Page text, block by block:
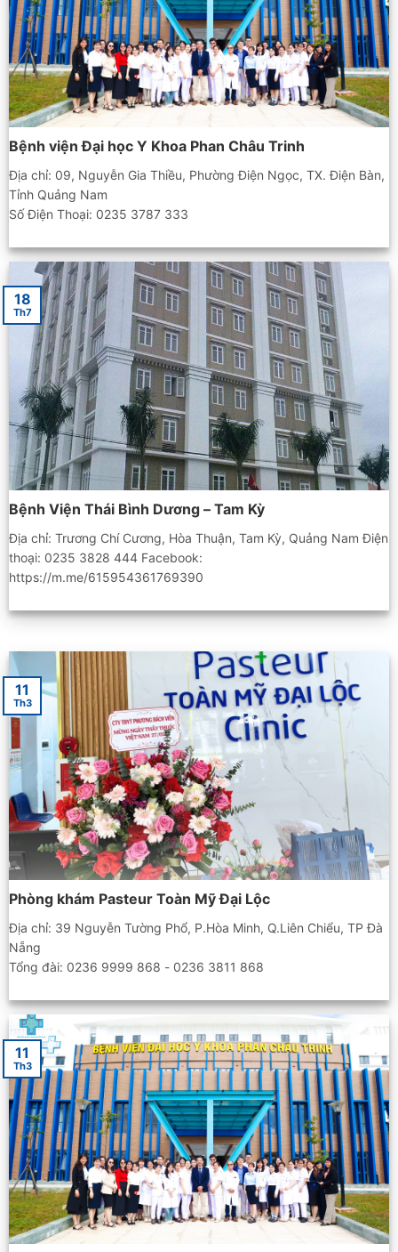
Bệnh viện Đại học Y Khoa Phan Châu Trinh
Địa chỉ: 09, Nguyễn Gia Thiều, Phường Điện Ngọc, TX. Điện Bàn,
Tỉnh Quảng Nam
Số Điện Thoại: 0235 3787 333
Bệnh Viện Thái Bình Dương – Tam Kỳ
Địa chỉ: Trương Chí Cương, Hòa Thuận, Tam Kỳ, Quảng Nam Điện
thoại: 0235 3828 444 Facebook:
https://m.me/615954361769390
18
Th7
Phòng khám Pasteur Toàn Mỹ Đại Lộc
Địa chỉ: 39 Nguyễn Tường Phổ, P.Hòa Minh, Q.Liên Chiểu, TP Đà
Nẵng
Tổng đài: 0236 9999 868 - 0236 3811 868
11
Th3
11
Th3